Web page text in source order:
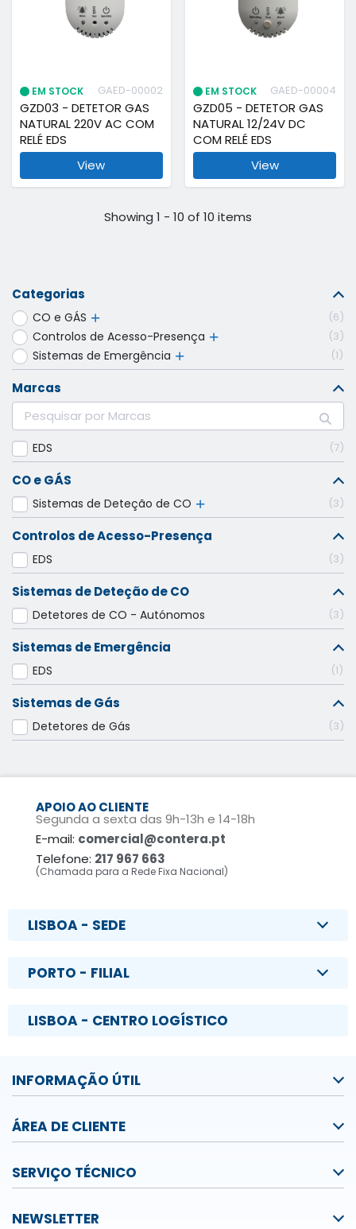
EM STOCK GAED-00002
GZD03 - DETETOR GAS
NATURAL 220V AC COM
RELÉ EDS
View
EM STOCK GAED-00004
GZD05 - DETETOR GAS
NATURAL 12/24V DC
COM RELÉ EDS
View
Showing 1 - 10 of 10 items
Categorias
CO e GÁS 6
Controlos de Acesso-Presença 3
Sistemas de Emergência 1
Marcas
EDS 7
CO e GÁS
Sistemas de Deteção de CO 3
Controlos de Acesso-Presença
EDS 3
Sistemas de Deteção de CO
Detetores de CO - Autónomos 3
Sistemas de Emergência
EDS 1
Sistemas de Gás
Detetores de Gás 3
APOIO AO CLIENTE
Segunda a sexta das 9h-13h e 14-18h
E-mail: comercial@contera.pt
Telefone: 217 967 663
(Chamada para a Rede Fixa Nacional)
LISBOA - SEDE
PORTO - FILIAL
LISBOA - CENTRO LOGÍSTICO
INFORMAÇÃO ÚTIL
ÁREA DE CLIENTE
SERVIÇO TÉCNICO
NEWSLETTER